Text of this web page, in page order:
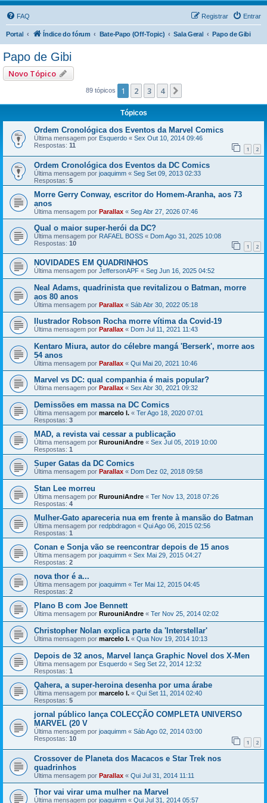
FAQ Entrar
Registrar
Portal Índice do fórum Bate-Papo (Off-Topic) Sala Geral Papo de Gibi
Papo de Gibi
Novo Tópico
89 tópicos 1 2 3 4
Tópicos
Ordem Cronológica dos Eventos da Marvel Comics
Última mensagem por Esquerdo « Sex Out 10, 2014 09:46
Respostas: 11 1 2
Ordem Cronológica dos Eventos da DC Comics
Última mensagem por joaquimm « Seg Set 09, 2013 02:33
Respostas: 5
Morre Gerry Conway, escritor do Homem-Aranha, aos 73
anos
Última mensagem por Parallax « Seg Abr 27, 2026 07:46
Qual o maior super-herói da DC?
Última mensagem por RAFAEL BOSS « Dom Ago 31, 2025 10:08
Respostas: 10 1 2
NOVIDADES EM QUADRINHOS
Última mensagem por JeffersonAPF « Seg Jun 16, 2025 04:52
Neal Adams, quadrinista que revitalizou o Batman, morre
aos 80 anos
Última mensagem por Parallax « Sáb Abr 30, 2022 05:18
Ilustrador Robson Rocha morre vítima da Covid-19
Última mensagem por Parallax « Dom Jul 11, 2021 11:43
Kentaro Miura, autor do célebre mangá 'Berserk', morre aos
54 anos
Última mensagem por Parallax « Qui Mai 20, 2021 10:46
Marvel vs DC: qual companhia é mais popular?
Última mensagem por Parallax « Sex Abr 30, 2021 09:32
Demissões em massa na DC Comics
Última mensagem por marcelo l. « Ter Ago 18, 2020 07:01
Respostas: 3
MAD, a revista vai cessar a publicação
Última mensagem por RurouniAndre « Sex Jul 05, 2019 10:00
Respostas: 1
Super Gatas da DC Comics
Última mensagem por Parallax « Dom Dez 02, 2018 09:58
Stan Lee morreu
Última mensagem por RurouniAndre « Ter Nov 13, 2018 07:26
Respostas: 4
Mulher-Gato apareceria nua em frente à mansão do Batman
Última mensagem por redpbdragon « Qui Ago 06, 2015 02:56
Respostas: 1
Conan e Sonja vão se reencontrar depois de 15 anos
Última mensagem por joaquimm « Sex Mai 29, 2015 04:27
Respostas: 2
nova thor é a...
Última mensagem por joaquimm « Ter Mai 12, 2015 04:45
Respostas: 2
Plano B com Joe Bennett
Última mensagem por RurouniAndre « Ter Nov 25, 2014 02:02
Christopher Nolan explica parte da 'Interstellar'
Última mensagem por marcelo l. « Qua Nov 19, 2014 10:13
Depois de 32 anos, Marvel lança Graphic Novel dos X-Men
Última mensagem por Esquerdo « Seg Set 22, 2014 12:32
Respostas: 1
Qahera, a super-heroina desenha por uma árabe
Última mensagem por marcelo l. « Qui Set 11, 2014 02:40
Respostas: 5
jornal público lança COLECÇÃO COMPLETA UNIVERSO
MARVEL (20 V
Última mensagem por joaquimm « Sáb Ago 02, 2014 03:00
Respostas: 10 1 2
Crossover de Planeta dos Macacos e Star Trek nos
quadrinhos
Última mensagem por Parallax « Qui Jul 31, 2014 11:11
Thor vai virar uma mulher na Marvel
Última mensagem por joaquimm « Qui Jul 31, 2014 05:57